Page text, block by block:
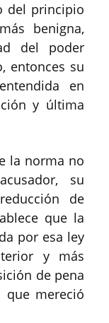
del principio
benigna,
del poder
entonces su
en
y última
la norma no
su
de
que la
por esa ley
y más
de pena
que mereció